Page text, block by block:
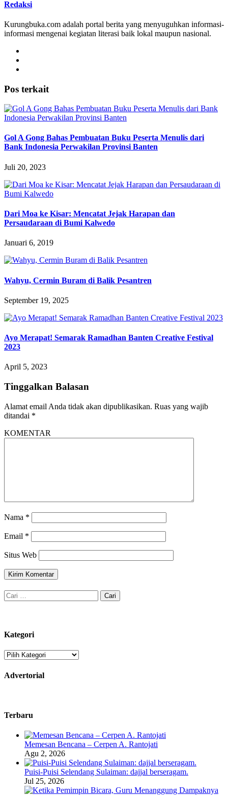
Redaksi
Kurungbuka.com adalah portal berita yang menyuguhkan informasi-
informasi mengenai kegiatan literasi baik lokal maupun nasional.
Pos terkait
Gol A Gong Bahas Pembuatan Buku Peserta Menulis dari
Bank Indonesia Perwakilan Provinsi Banten
Juli 20, 2023
Dari Moa ke Kisar: Mencatat Jejak Harapan dan
Persaudaraan di Bumi Kalwedo
Januari 6, 2019
Wahyu, Cermin Buram di Balik Pesantren
September 19, 2025
Ayo Merapat! Semarak Ramadhan Banten Creative Festival
2023
April 5, 2023
Tinggalkan Balasan
Alamat email Anda tidak akan dipublikasikan. Ruas yang wajib
ditandai *
KOMENTAR
Nama *
Email *
Situs Web
Cari
untuk:
Kategori
Kategori
Advertorial
Terbaru
Memesan Bencana – Cerpen A. Rantojati
Agu 2, 2026
Puisi-Puisi Selendang Sulaiman: dajjal berseragam.
Jul 25, 2026